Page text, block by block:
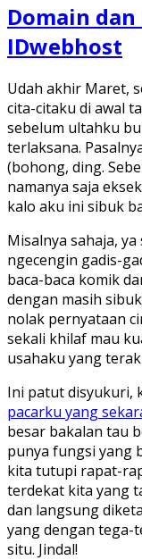
Domain
IDwebhost
Udah akhir Maret,
cita-citaku di awal
sebelum ultahku
terlaksana.
(bohong, ding.
namanya saja
kalo aku ini sibuk
Misalnya sahaja,
ngecengin gadis-
baca-baca komik
dengan masih
nolak pernyataan
sekali khilaf mau
usahaku yang
Ini patut disyukuri,
pacarku yang
besar bakalan tau
punya fungsi yang
kita tutupi rapat-
terdekat kita yang
dan langsung
yang dengan tega-
situ. Jindal!